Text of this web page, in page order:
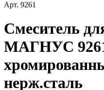
Арт. 9261
Смеситель
МАГНУС
нерж.сталь